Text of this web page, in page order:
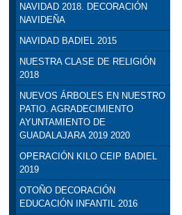
NAVIDAD 2018. DECORACIÓN
NAVIDEÑA
NAVIDAD BADIEL 2015
NUESTRA CLASE DE RELIGIÓN
2018
NUEVOS ÁRBOLES EN NUESTRO
PATIO. AGRADECIMIENTO
AYUNTAMIENTO DE
GUADALAJARA 2019 2020
OPERACIÓN KILO CEIP BADIEL
2019
OTOÑO DECORACIÓN
EDUCACIÓN INFANTIL 2016